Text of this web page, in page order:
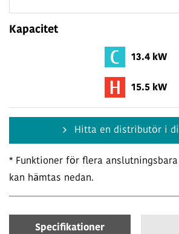
Kapacitet
13.4 kW
15.5 kW
Hitta en distributör i
* Funktioner för flera
kan hämtas nedan.
Specifikationer